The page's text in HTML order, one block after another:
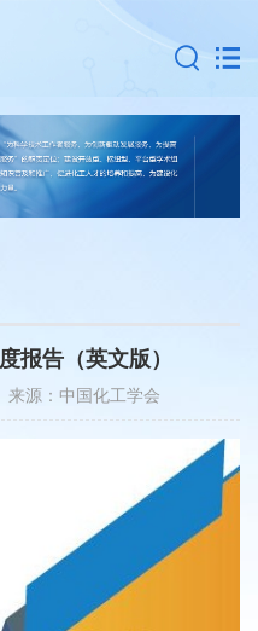
报告（英文版）
源：中国化工学会